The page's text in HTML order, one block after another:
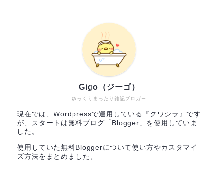
ゆっくりまったり雑記ブロガー
Gigo（ジーゴ）
現在では、Wordpressで運用している『クワシラ』です
が、スタートは無料ブログ「Blogger」を使用していま
した。
使用していた無料Bloggerについて使い方やカスタマイ
ズ方法をまとめました。